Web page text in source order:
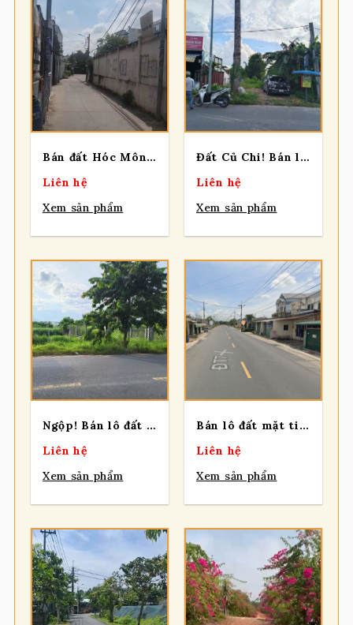
Bán đất Hóc Môn, ngang 5,73 m x dài 19m tổng 108,7 m2 ,2/ ngắn đường Tô Ký, xã Đông Thạnh.
Liên hệ
Xem sản phẩm
Đất Củ Chi! Bán lô đất mt đường nhựa Phạm Văn Cội, dt 320m, đã lên full thổ, xã Phạm Văn Cội.
Liên hệ
Xem sản phẩm
Ngộp! Bán lô đất mt đường nhựa Bà Thiên lớn, dt 224m, full thổ, xã Nhuận Đức.
Liên hệ
Xem sản phẩm
Bán lô đất mặt tiền đường Tỉnh Lộ 7, 124m full thổ cư, xã Thái Mỹ.
Liên hệ
Xem sản phẩm